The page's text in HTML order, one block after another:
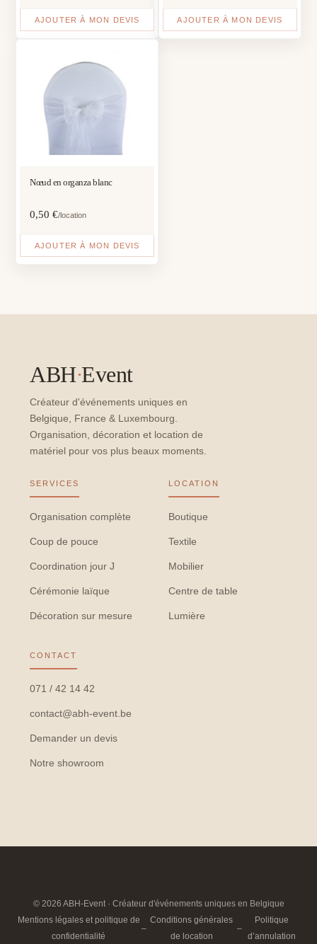
AJOUTER À MON DEVIS AJOUTER À MON DEVIS
Nœud en organza blanc
0,50€/location
AJOUTER À MON DEVIS
ABH·Event
Créateur d'événements uniques en
Belgique, France & Luxembourg.
Organisation, décoration et location de
matériel pour vos plus beaux moments.
SERVICES
Organisation complète
Coup de pouce
Coordination jour J
Cérémonie laïque
Décoration sur mesure
LOCATION
Boutique
Textile
Mobilier
Centre de table
Lumière
CONTACT
071 / 42 14 42
contact@abh-event.be
Demander un devis
Notre showroom
© 2026 ABH-Event · Créateur d'événements uniques en Belgique
Mentions légales et politique de
confidentialité
–
Conditions générales
de location
–
Politique
d’annulation